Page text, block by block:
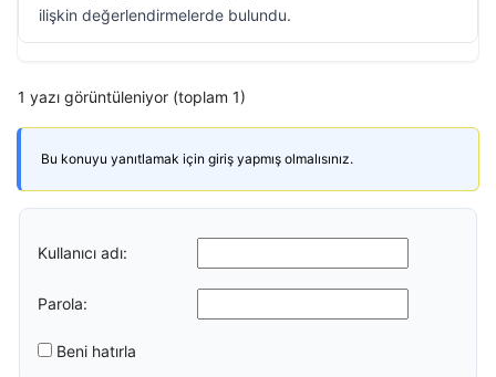
ilişkin değerlendirmelerde bulundu.
1 yazı görüntüleniyor (toplam 1)
Bu konuyu yanıtlamak için giriş yapmış olmalısınız.
Kullanıcı adı:
Parola:
Beni hatırla